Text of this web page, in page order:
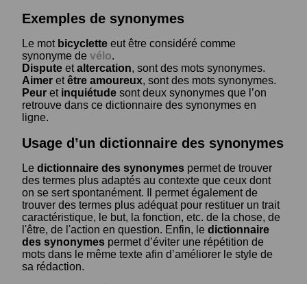
Exemples de synonymes
Le mot bicyclette eut être considéré comme
synonyme de vélo.
Dispute etaltercation, sont des mots synonymes.
Aimer etêtre amoureux, sont des mots synonymes.
Peur et inquiétude sont deux synonymes que l’on
retrouve dans ce dictionnaire des synonymes en
ligne.
Usage d’un dictionnaire des synonymes
Le dictionnaire des synonymes permet de trouver
des termes plus adaptés au contexte que ceux dont
on se sert spontanément. Il permet également de
trouver des termes plus adéquat pour restituer un trait
caractéristique, le but, la fonction, etc. de la chose, de
l'être, de l'action en question. Enfin, le dictionnaire
des synonymes permet d’éviter une répétition de
mots dans le même texte afin d’améliorer le style de
sa rédaction.